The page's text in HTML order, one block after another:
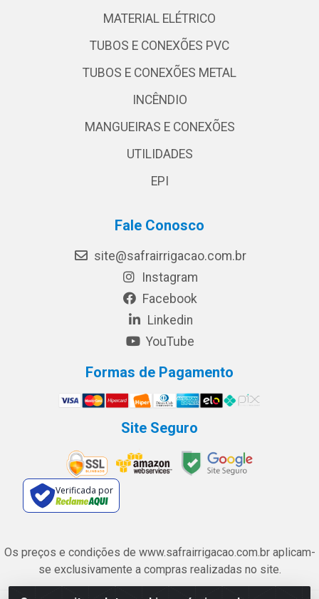
MATERIAL ELÉTRICO
TUBOS E CONEXÕES PVC
TUBOS E CONEXÕES METAL
INCÊNDIO
MANGUEIRAS E CONEXÕES
UTILIDADES
EPI
Fale Conosco
site@safrairrigacao.com.br
Instagram
Facebook
Linkedin
YouTube
Formas de Pagamento
Site Seguro
Verificada por
Os preços e condições de www.safrairrigacao.com.br aplicam-
se exclusivamente a compras realizadas no site.